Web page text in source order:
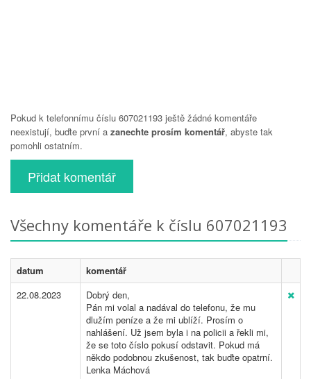
Pokud k telefonnímu číslu 607021193 ještě žádné komentáře
neexistují, buďte první a zanechte prosím komentář, abyste tak
pomohli ostatním.
Přidat komentář
Všechny komentáře k číslu 607021193
datum
komentář
22.08.2023
Dobrý den,
Pán mi volal a nadával do telefonu, že mu
dlužím peníze a že mi ublíží. Prosím o
nahlášení. Už jsem byla i na policii a řekli mi,
že se toto číslo pokusí odstavit. Pokud má
někdo podobnou zkušenost, tak buďte opatrní.
Lenka Máchová